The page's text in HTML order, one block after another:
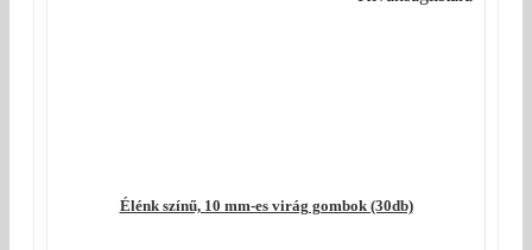
Élénk színű, 10 mm-es virág gombok (30db)